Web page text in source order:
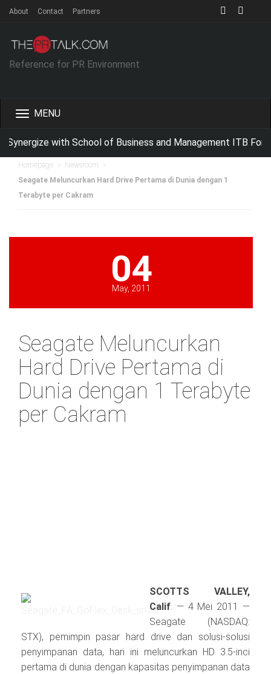
About Contact Partners
Reference for PR Environment
Toggle
with School of Business and Management ITB For
Homepage Newsroom
Seagate Meluncurkan Hard Drive Pertama di Dunia dengan 1
Terabyte per Cakram
04
May, 2011
Seagate Meluncurkan
Hard Drive Pertama di
Dunia dengan 1 Terabyte
per Cakram
SCOTTS VALLEY,
Calif. — 4 Mei 2011 —
Seagate (NASDAQ:
STX), pemimpin pasar hard drive dan solusi-solusi
penyimpanan data, hari ini meluncurkan HD 3.5-inci
pertama di dunia dengan kapasitas penyimpanan data